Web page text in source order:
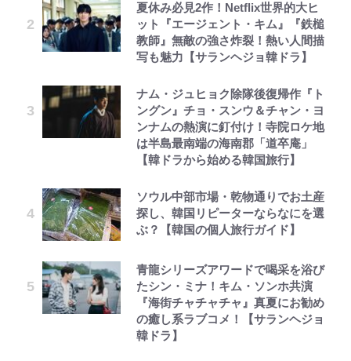
夏休み必見2作！Netflix世界的大ヒ
ット『エージェント・キム』『鉄槌
教師』無敵の強さ炸裂！熱い人間描
写も魅力【サランヘジョ韓ドラ】
ナム・ジュヒョク除隊後復帰作『ト
ングン』チョ・スンウ＆チャン・ヨ
ンナムの熱演に釘付け！寺院ロケ地
は半島最南端の海南郡「道卒庵」
【韓ドラから始める韓国旅行】
ソウル中部市場・乾物通りでお土産
探し、韓国リピーターならなにを選
ぶ？【韓国の個人旅行ガイド】
青龍シリーズアワードで喝采を浴び
たシン・ミナ！キム・ソンホ共演
『海街チャチャチャ』真夏にお勧め
の癒し系ラブコメ！【サランヘジョ
韓ドラ】